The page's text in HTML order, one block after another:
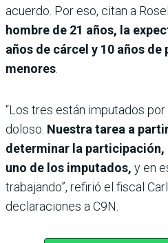
acuerdo. Por eso, citan a
hombre de 21 años, la
años de cárcel y 10 años de
menores
“Los tres están imputados
doloso. Nuestra tarea a
determinar la participación,
uno de los imputados, y en
trabajando”, refirió el fiscal
declaraciones a C9N.